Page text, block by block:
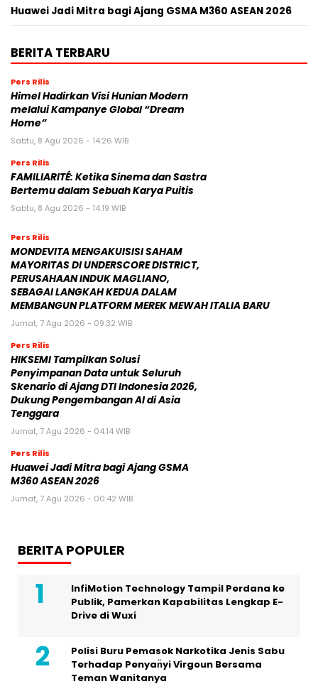
Huawei Jadi Mitra bagi Ajang GSMA M360 ASEAN 2026
BERITA TERBARU
Pers Rilis
Himel Hadirkan Visi Hunian Modern
melalui Kampanye Global “Dream
Home”
Sabtu, 8 Agu 2026 - 14:26 WIB
Pers Rilis
FAMILIARITÉ: Ketika Sinema dan Sastra
Bertemu dalam Sebuah Karya Puitis
Sabtu, 8 Agu 2026 - 14:19 WIB
Pers Rilis
MONDEVITA MENGAKUISISI SAHAM
MAYORITAS DI UNDERSCORE DISTRICT,
PERUSAHAAN INDUK MAGLIANO,
SEBAGAI LANGKAH KEDUA DALAM
MEMBANGUN PLATFORM MEREK MEWAH ITALIA BARU
Jumat, 7 Agu 2026 - 09:32 WIB
Pers Rilis
HIKSEMI Tampilkan Solusi
Penyimpanan Data untuk Seluruh
Skenario di Ajang DTI Indonesia 2026,
Dukung Pengembangan AI di Asia
Tenggara
Jumat, 7 Agu 2026 - 04:14 WIB
Pers Rilis
Huawei Jadi Mitra bagi Ajang GSMA
M360 ASEAN 2026
Jumat, 7 Agu 2026 - 00:42 WIB
BERITA POPULER
InfiMotion Technology Tampil Perdana ke
Publik, Pamerkan Kapabilitas Lengkap E-
Drive di Wuxi
Polisi Buru Pemasok Narkotika Jenis Sabu
Terhadap Penyan̈yi Virgoun Bersama
Teman Wanitanya